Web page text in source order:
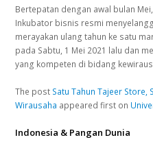
Bertepatan dengan awal bulan
Inkubator bisnis resmi
merayakan ulang tahun ke satu
pada Sabtu, 1 Mei 2021 lalu dan
yang kompeten di bidang
The post Satu Tahun Tajeer Store,
Wirausaha appeared first on
Indonesia & Pangan Dunia